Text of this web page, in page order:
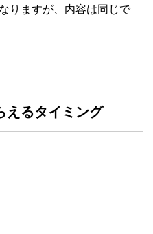
りますが、内容は同じで
えるタイミング